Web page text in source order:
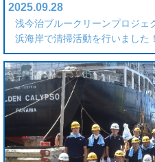
2025.09.28
浅今治ブルークリーンプロジェ
浜海岸で清掃活動を行いました！